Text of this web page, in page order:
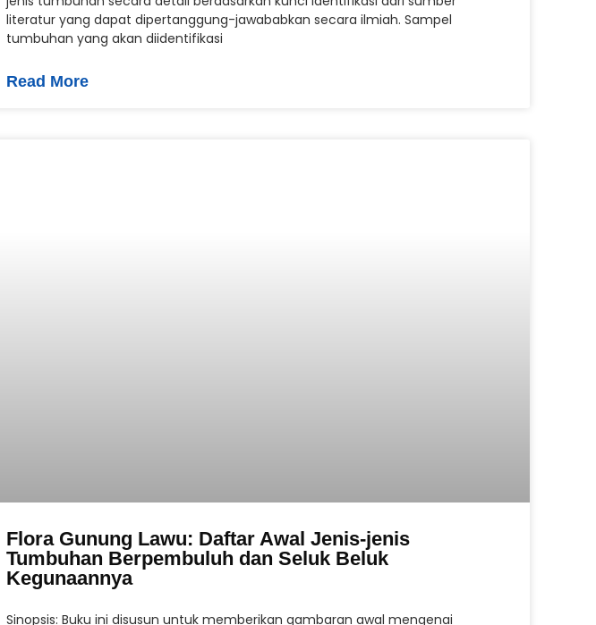
literatur yang dapat dipertanggung-jawababkan secara ilmiah. Sampel
tumbuhan yang akan diidentifikasi
Read More
Flora Gunung Lawu: Daftar Awal Jenis-jenis
Tumbuhan Berpembuluh dan Seluk Beluk
Kegunaannya
Sinopsis: Buku ini disusun untuk memberikan gambaran awal mengenai